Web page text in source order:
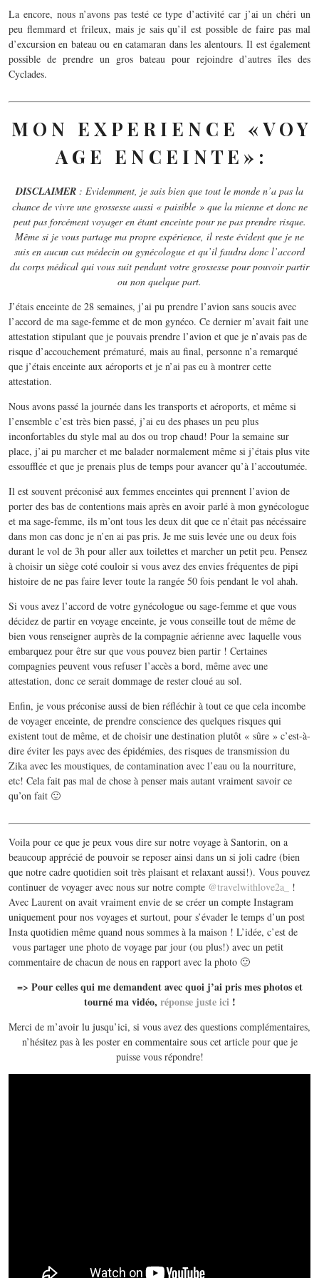
La encore, nous n’avons pas testé ce type d’activité car j’ai un chéri un
peu flemmard et frileux, mais je sais qu’il est possible de faire pas mal
d’excursion en bateau ou en catamaran dans les alentours. Il est également
possible de prendre un gros bateau pour rejoindre d’autres îles des
Cyclades.
M O N E X P E R I E N C E « V O Y
A G E E N C E I N T E » :
DISCLAIMER : Evidemment, je sais bien que tout le monde n’a pas la
chance de vivre une grossesse aussi « paisible » que la mienne et donc ne
peut pas forcément voyager en étant enceinte pour ne pas prendre risque.
Même si je vous partage ma propre expérience, il reste évident que je ne
suis en aucun cas médecin ou gynécologue et qu’il faudra donc l’accord
du corps médical qui vous suit pendant votre grossesse pour pouvoir partir
ou non quelque part.
J’étais enceinte de 28 semaines, j’ai pu prendre l’avion sans soucis avec
l’accord de ma sage-femme et de mon gynéco. Ce dernier m’avait fait une
attestation stipulant que je pouvais prendre l’avion et que je n’avais pas de
risque d’accouchement prématuré, mais au final, personne n’a remarqué
que j’étais enceinte aux aéroports et je n’ai pas eu à montrer cette
attestation.
Nous avons passé la journée dans les transports et aéroports, et même si
l’ensemble c’est très bien passé, j’ai eu des phases un peu plus
inconfortables du style mal au dos ou trop chaud! Pour la semaine sur
place, j’ai pu marcher et me balader normalement même si j’étais plus vite
essoufflée et que je prenais plus de temps pour avancer qu’à l’accoutumée.
Il est souvent préconisé aux femmes enceintes qui prennent l’avion de
porter des bas de contentions mais après en avoir parlé à mon gynécologue
et ma sage-femme, ils m’ont tous les deux dit que ce n’était pas nécéssaire
dans mon cas donc je n’en ai pas pris. Je me suis levée une ou deux fois
durant le vol de 3h pour aller aux toilettes et marcher un petit peu. Pensez
à choisir un siège coté couloir si vous avez des envies fréquentes de pipi
histoire de ne pas faire lever toute la rangée 50 fois pendant le vol ahah.
Si vous avez l’accord de votre gynécologue ou sage-femme et que vous
décidez de partir en voyage enceinte, je vous conseille tout de même de
bien vous renseigner auprès de la compagnie aérienne avec laquelle vous
embarquez pour être sur que vous pouvez bien partir ! Certaines
compagnies peuvent vous refuser l’accès a bord, même avec une
attestation, donc ce serait dommage de rester cloué au sol.
Enfin, je vous préconise aussi de bien réfléchir à tout ce que cela incombe
de voyager enceinte, de prendre conscience des quelques risques qui
existent tout de même, et de choisir une destination plutôt « sûre » c’est-à-
dire éviter les pays avec des épidémies, des risques de transmission du
Zika avec les moustiques, de contamination avec l’eau ou la nourriture,
etc! Cela fait pas mal de chose à penser mais autant vraiment savoir ce
qu’on fait 🙂
Voila pour ce que je peux vous dire sur notre voyage à Santorin, on a
beaucoup apprécié de pouvoir se reposer ainsi dans un si joli cadre (bien
que notre cadre quotidien soit très plaisant et relaxant aussi!). Vous pouvez
continuer de voyager avec nous sur notre compte @travelwithlove2a_
!
Avec Laurent on avait vraiment envie de se créer un compte Instagram
uniquement pour nos voyages et surtout, pour s’évader le temps d’un post
Insta quotidien même quand nous sommes à la maison ! L’idée, c’est de
vous partager une photo de voyage par jour (ou plus!) avec un petit
commentaire de chacun de nous en rapport avec la photo 🙂
=> Pour celles qui me demandent avec quoi j’ai pris mes photos et
tourné ma vidéo, réponse juste ici!
Merci de m’avoir lu jusqu’ici, si vous avez des questions complémentaires,
n’hésitez pas à les poster en commentaire sous cet article pour que je
puisse vous répondre!